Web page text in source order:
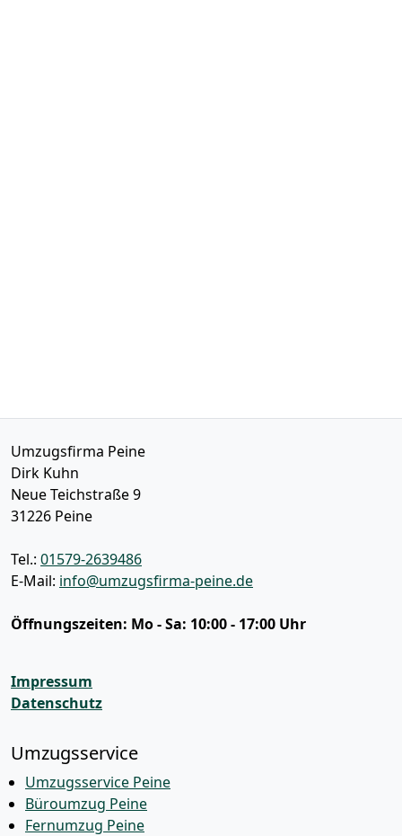
Umzugsfirma Peine
Dirk Kuhn
Neue Teichstraße 9
31226 Peine
Tel.: 01579-2639486
E-Mail: info@umzugsfirma-peine.de
Öffnungszeiten: Mo - Sa: 10:00 - 17:00 Uhr
Impressum
Datenschutz
Umzugsservice
Umzugsservice Peine
Büroumzug Peine
Fernumzug Peine